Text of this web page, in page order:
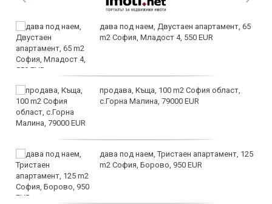
дава под наем, Двустаен апартамент, 65
m2 София, Младост 4, 550 EUR
продава, Къща, 100 m2 София област,
с.Горна Малина, 79000 EUR
дава под наем, Тристаен апартамент, 125
m2 София, Борово, 950 EUR